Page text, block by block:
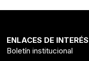
ENLACES DE INTERÉS
Boletín institucional